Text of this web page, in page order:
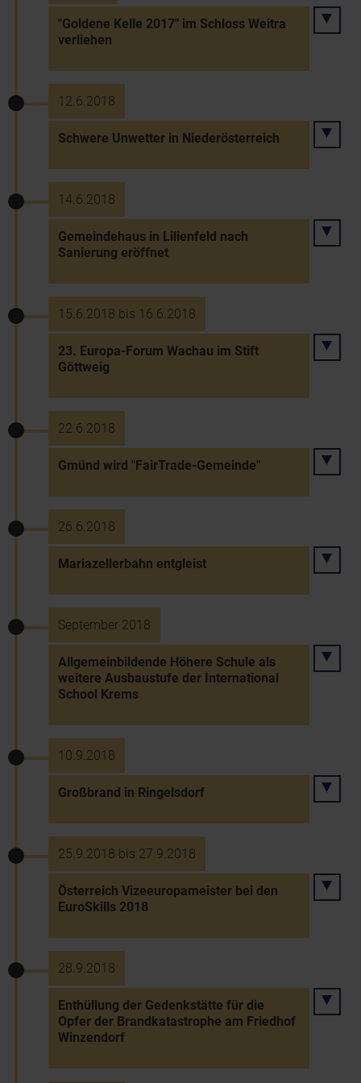
"Goldene Kelle 2017" im Schloss Weitra
verliehen
12.6.2018
Schwere Unwetter in Niederösterreich
14.6.2018
Gemeindehaus in Lilienfeld nach
Sanierung eröffnet
15.6.2018 bis 16.6.2018
23. Europa-Forum Wachau im Stift
Göttweig
22.6.2018
Gmünd wird "FairTrade-Gemeinde"
26.6.2018
Mariazellerbahn entgleist
September 2018
Allgemeinbildende Höhere Schule als
weitere Ausbaustufe der International
School Krems
10.9.2018
Großbrand in Ringelsdorf
25.9.2018 bis 27.9.2018
Österreich Vizeeuropameister bei den
EuroSkills 2018
28.9.2018
Enthüllung der Gedenkstätte für die
Opfer der Brandkatastrophe am Friedhof
Winzendorf